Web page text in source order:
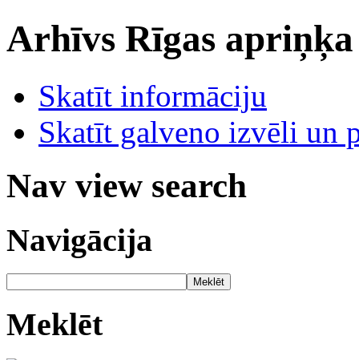
Arhīvs Rīgas
Skatīt informāciju
Skatīt galveno izvēli un
Nav view search
Navigācija
Meklēt
Meklēt